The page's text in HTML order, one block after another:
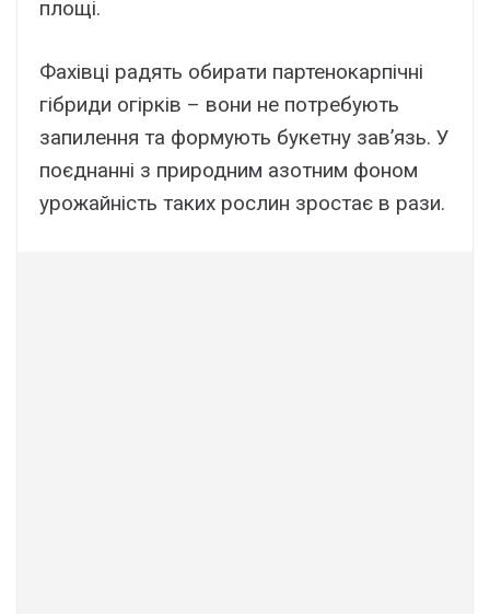
площі.
Фахівці радять обирати партенокарпічні
гібриди огірків – вони не потребують
запилення та формують букетну зав’язь. У
поєднанні з природним азотним фоном
урожайність таких рослин зростає в рази.